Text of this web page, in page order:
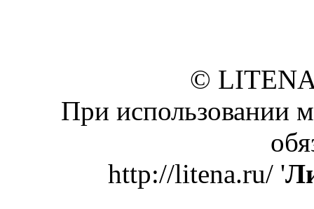
©
При использовании
http://litena.ru/ '